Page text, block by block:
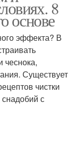
настойка
8
основе
эффекта? В
чеснока,
Существует
чистки
с